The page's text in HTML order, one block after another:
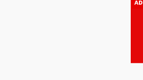
AD